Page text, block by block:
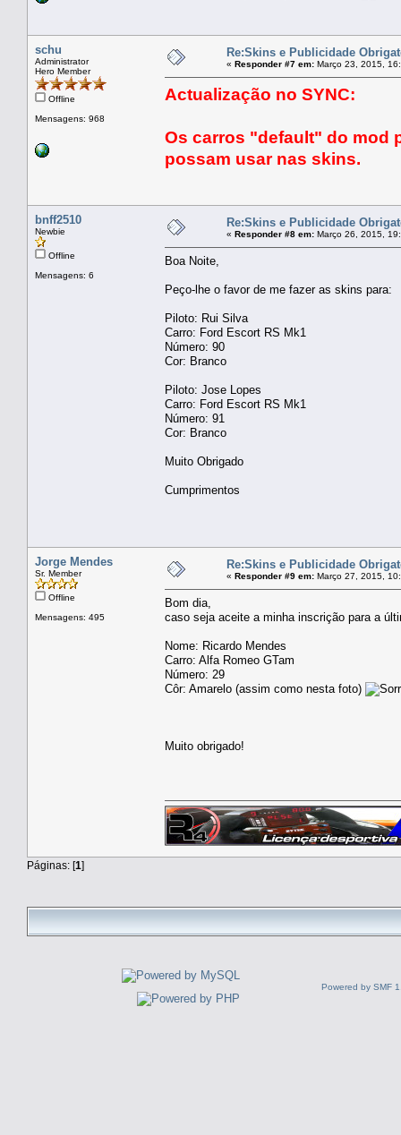
schu
Administrator
Hero Member
Offline
Mensagens: 968
Re:Skins e Publicidade
« Responder #7 em: Março 23, 2015,
Actualização no SYNC:
Os carros "default" do mod
possam usar nas skins.
bnff2510
Newbie
Offline
Mensagens: 6
Re:Skins e Publicidade
« Responder #8 em: Março 26, 2015,
Boa Noite,
Peço-lhe o favor de me fazer as skins para:
Piloto: Rui Silva
Carro: Ford Escort RS Mk1
Número: 90
Cor: Branco
Piloto: Jose Lopes
Carro: Ford Escort RS Mk1
Número: 91
Cor: Branco
Muito Obrigado
Cumprimentos
Jorge Mendes
Sr. Member
Offline
Mensagens: 495
Re:Skins e Publicidade
« Responder #9 em: Março 27, 2015,
Bom dia,
caso seja aceite a minha inscrição para a
Nome: Ricardo Mendes
Carro: Alfa Romeo GTam
Número: 29
Côr: Amarelo (assim como nesta foto)
Muito obrigado!
Páginas: [1]
Powered by SMF